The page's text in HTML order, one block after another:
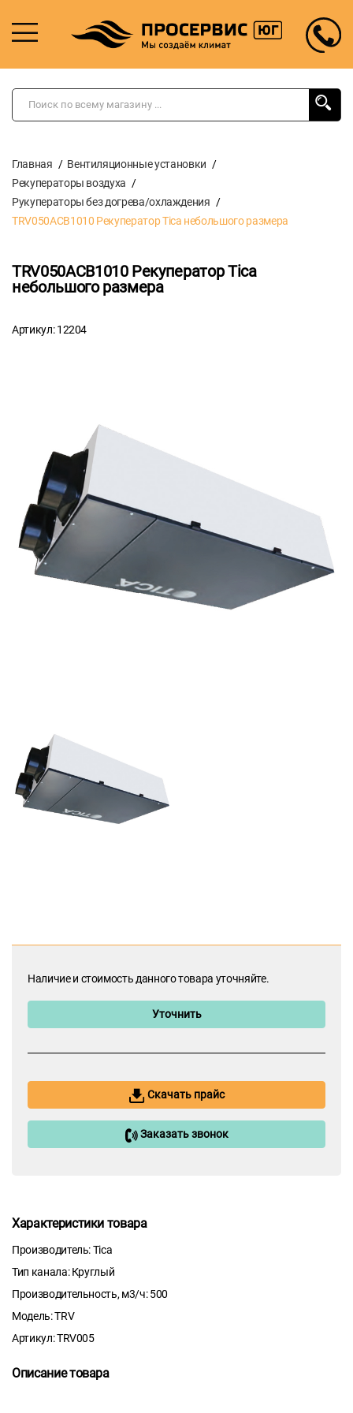
Главная
Вентиляционные установки
Рекуператоры воздуха
Рукуператоры без догрева/охлаждения
TRV050ACB1010 Рекуператор Tica небольшого размера
TRV050ACB1010 Рекуператор Tica
небольшого размера
Артикул: 12204
Наличие и стоимость данного товара уточняйте.
Уточнить
Скачать прайс
Заказать звонок
Характеристики товара
Производитель: Tica
Тип канала: Круглый
Производительность, м3/ч: 500
Модель: TRV
Артикул: TRV005
Описание товара